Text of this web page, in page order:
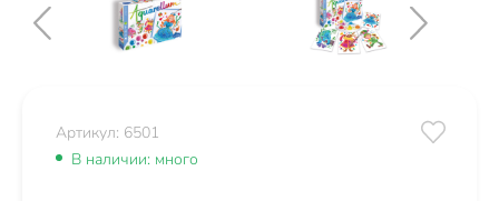
Артикул: 6501
В наличии: много